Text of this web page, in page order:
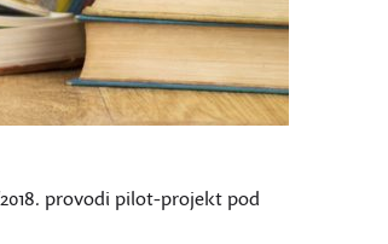
provodi pilot-projekt pod